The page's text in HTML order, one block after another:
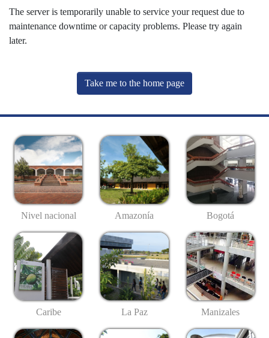
The server is temporarily unable to service your request due to
maintenance downtime or capacity problems. Please try again
later.
Take me to the home page
Nivel nacional Amazonía Bogotá
Caribe La Paz Manizales